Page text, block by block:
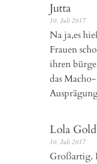
Jutta
10. Juli 2017
Na ja,es
Frauen
ihren
das
Lola
10. Juli 2017
Großartig.